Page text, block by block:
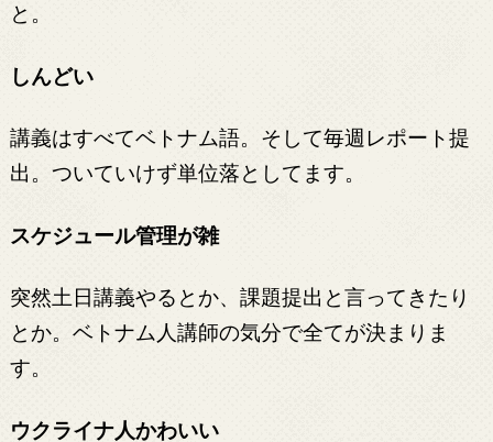
と。
しんどい
講義はすべてベトナム語。そして毎週レポート提
出。ついていけず単位落としてます。
スケジュール管理が雑
突然土日講義やるとか、課題提出と言ってきたり
とか。ベトナム人講師の気分で全てが決まりま
す。
ウクライナ人かわいい